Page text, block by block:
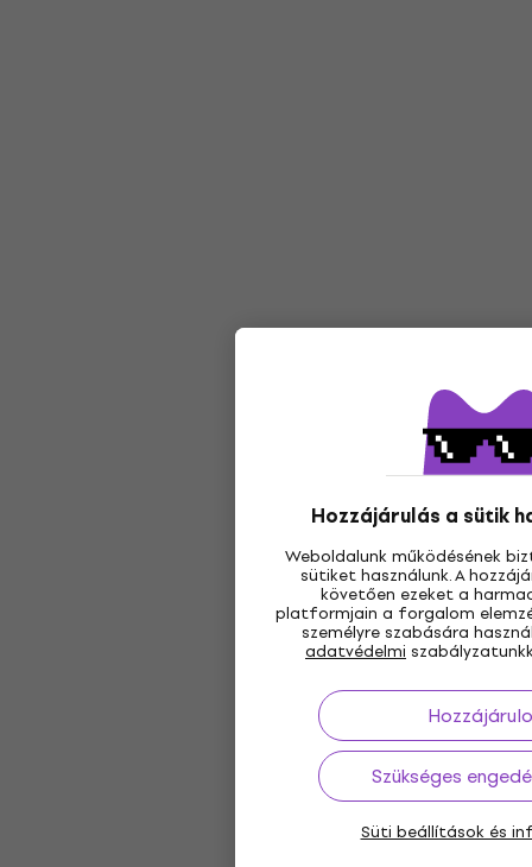
Hozzájárulás a sütik
Weboldalunk működésének
sütiket használunk. A
követően ezeket a
platformjain a forgalom
személyre szabására
adatvédelmi
Szükséges
Süti beállítások és